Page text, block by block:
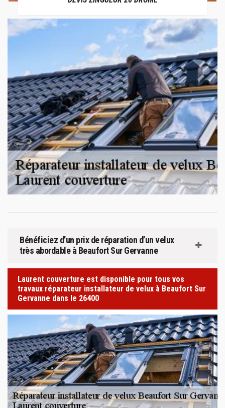
Bénéficiez d’un prix de réparation d’un velux
très abordable à Beaufort Sur Gervanne
Laurent couverture est disponible pour tous vos
travaux réparateur installateur de velux à Beaufort Sur
Gervanne dans le 26400